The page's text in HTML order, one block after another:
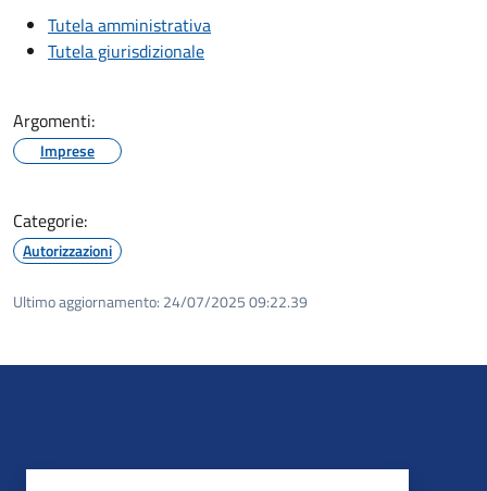
Tutela amministrativa
Tutela giurisdizionale
Argomenti:
Imprese
Categorie:
Autorizzazioni
Ultimo aggiornamento: 24/07/2025 09:22.39